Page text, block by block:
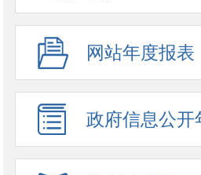
网站年度报表
政府信息公开